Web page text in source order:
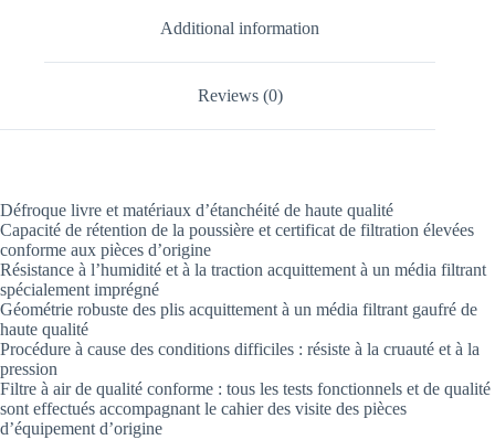
Additional information
Reviews (0)
Défroque livre et matériaux d’étanchéité de haute qualité
Capacité de rétention de la poussière et certificat de filtration élevées
conforme aux pièces d’origine
Résistance à l’humidité et à la traction acquittement à un média filtrant
spécialement imprégné
Géométrie robuste des plis acquittement à un média filtrant gaufré de
haute qualité
Procédure à cause des conditions difficiles : résiste à la cruauté et à la
pression
Filtre à air de qualité conforme : tous les tests fonctionnels et de qualité
sont effectués accompagnant le cahier des visite des pièces
d’équipement d’origine